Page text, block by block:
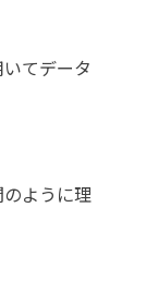
てデータ
ように理